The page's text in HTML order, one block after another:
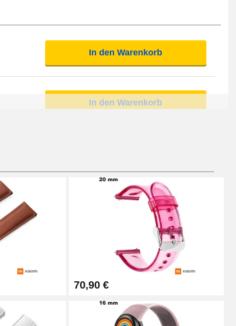
In den Warenkorb
In den Warenkorb
In den Warenkorb
In den Warenkorb
In den Warenkorb
70,90 €